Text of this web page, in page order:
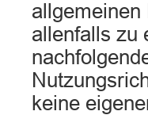
allgemeinen
allenfalls zu
keine